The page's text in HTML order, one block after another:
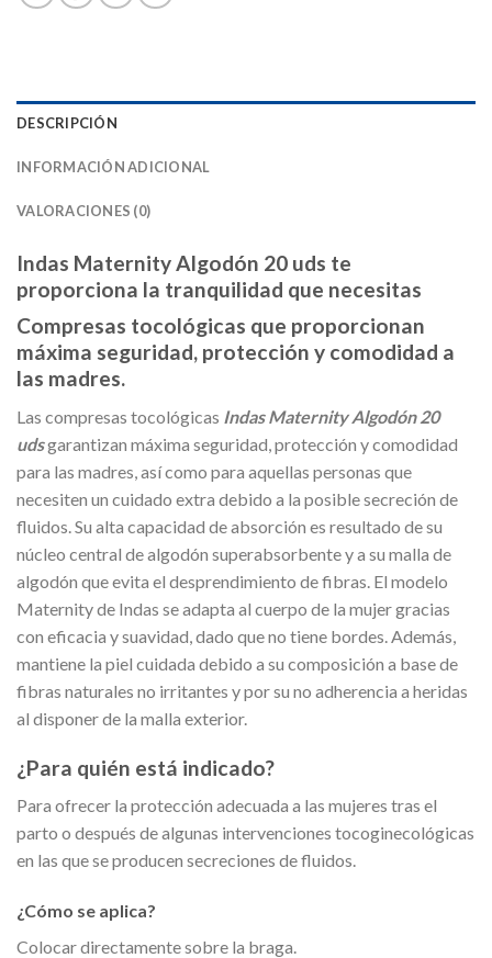
DESCRIPCIÓN
INFORMACIÓN ADICIONAL
VALORACIONES (0)
Indas Maternity Algodón 20 uds te
proporciona la tranquilidad que necesitas
Compresas tocológicas que proporcionan
máxima seguridad, protección y comodidad a
las madres.
Las compresas tocológicas Indas Maternity Algodón 20
udsgarantizan máxima seguridad, protección y comodidad
para las madres, así como para aquellas personas que
necesiten un cuidado extra debido a la posible secreción de
fluidos. Su alta capacidad de absorción es resultado de su
núcleo central de algodón superabsorbente y a su malla de
algodón que evita el desprendimiento de fibras. El modelo
Maternity de Indas se adapta al cuerpo de la mujer gracias
con eficacia y suavidad, dado que no tiene bordes. Además,
mantiene la piel cuidada debido a su composición a base de
fibras naturales no irritantes y por su no adherencia a heridas
al disponer de la malla exterior.
¿Para quién está indicado?
Para ofrecer la protección adecuada a las mujeres tras el
parto o después de algunas intervenciones tocoginecológicas
en las que se producen secreciones de fluidos.
¿Cómo se aplica?
Colocar directamente sobre la braga.